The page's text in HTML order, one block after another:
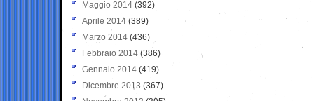
Maggio 2014 (392)
Aprile 2014 (389)
Marzo 2014 (436)
Febbraio 2014 (386)
Gennaio 2014 (419)
Dicembre 2013 (367)